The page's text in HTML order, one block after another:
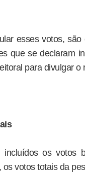
esses votos,
que se declaram
para divulgar o
incluídos os votos
os votos totais da